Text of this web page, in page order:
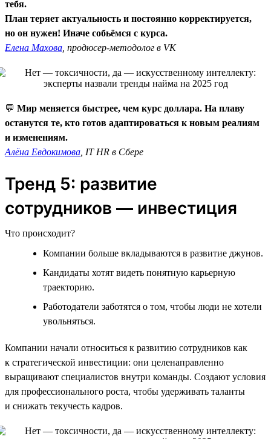
тебя.
План теряет актуальность и постоянно корректируется,
но он нужен! Иначе собьёмся с курса.
Елена Махова , продюсер-методолог в VK
💬 Мир меняется быстрее, чем курс доллара. На плаву
останутся те, кто готов адаптироваться к новым реалиям
и изменениям.
Алёна Евдокимова , IT HR в Сбере
Тренд 5: развитие
сотрудников — инвестиция
Что происходит?
Компании больше вкладываются в развитие джунов.
Кандидаты хотят видеть понятную карьерную
траекторию.
Работодатели заботятся о том, чтобы люди не хотели
увольняться.
Компании начали относиться к развитию сотрудников как
к стратегической инвестиции: они целенаправленно
выращивают специалистов внутри команды. Создают условия
для профессионального роста, чтобы удерживать таланты
и снижать текучесть кадров.